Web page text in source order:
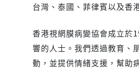
台灣、泰國、菲律賓以及香
香港視網膜病變協會成立於
響的人士。我們透過教育、
動，並提供情緒支援，幫助